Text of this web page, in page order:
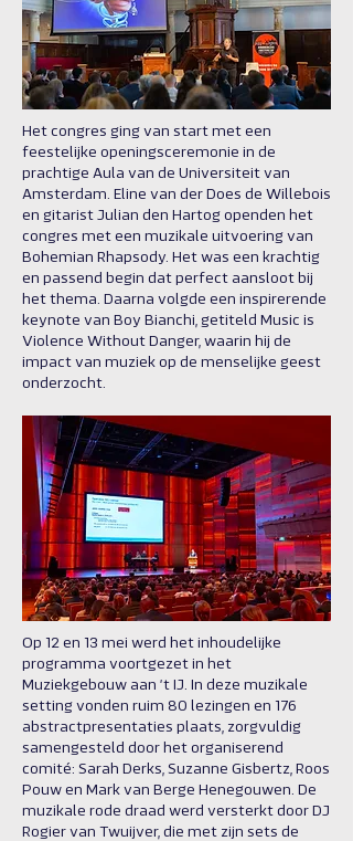
Het congres ging van start met een
feestelijke openingsceremonie in de
prachtige Aula van de Universiteit van
Amsterdam. Eline van der Does de Willebois
en gitarist Julian den Hartog openden het
congres met een muzikale uitvoering van
Bohemian Rhapsody. Het was een krachtig
en passend begin dat perfect aansloot bij
het thema. Daarna volgde een inspirerende
keynote van Boy Bianchi, getiteld Music is
Violence Without Danger, waarin hij de
impact van muziek op de menselijke geest
onderzocht.
Op 12 en 13 mei werd het inhoudelijke
programma voortgezet in het
Muziekgebouw aan ’t IJ. In deze muzikale
setting vonden ruim 80 lezingen en 176
abstractpresentaties plaats, zorgvuldig
samengesteld door het organiserend
comité: Sarah Derks, Suzanne Gisbertz, Roos
Pouw en Mark van Berge Henegouwen. De
muzikale rode draad werd versterkt door DJ
Rogier van Twuijver, die met zijn sets de